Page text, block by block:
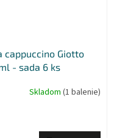
cappuccino Giotto
- sada 6 ks
Skladom (1 balenie)